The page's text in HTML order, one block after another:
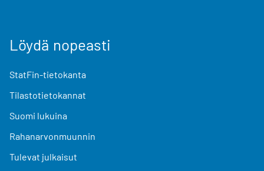
Löydä nopeasti
StatFin-tietokanta
Tilastotietokannat
Suomi lukuina
Rahanarvonmuunnin
Tulevat julkaisut